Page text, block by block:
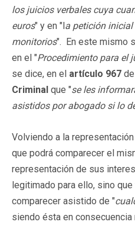
los juicios verbales cuya
euros" y en "la petición
monitorios". En este mismo
en el "Procedimiento para el
se dice, en el artículo 967
Criminal que "se les
asistidos por abogado si lo
Volviendo a la
que podrá comparecer el
representación de sus
legitimado para ello, sino
comparecer asistido de "
siendo ésta en